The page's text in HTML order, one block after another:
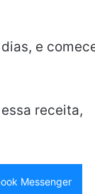
e
receita,
Messenger